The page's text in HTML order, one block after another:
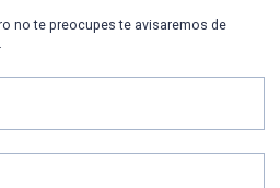
no te preocupes te avisaremos de